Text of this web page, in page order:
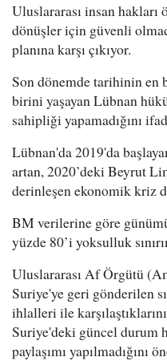
Uluslararası insan
dönüşler için güvenli
planına karşı çıkıyor.
Son dönemde tarihinin
birini yaşayan Lübnan
sahipliği yapamadığını
Lübnan'da 2019'da
artan, 2020’deki Beyrut
derinleşen ekonomik kriz
BM verilerine göre
yüzde 80’i yoksulluk
Uluslararası Af Örgütü
Suriye'ye geri gönderilen
ihlalleri ile
Suriye'deki güncel durum
paylaşımı yapılmadığını